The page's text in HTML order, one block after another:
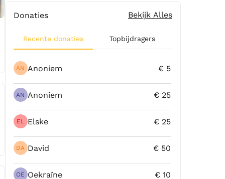
Donaties Bekijk Alles
Recente donaties Topbijdragers
AN Anoniem € 5
AN Anoniem € 25
EL Elske € 25
DA David € 50
OE Oekraïne € 10